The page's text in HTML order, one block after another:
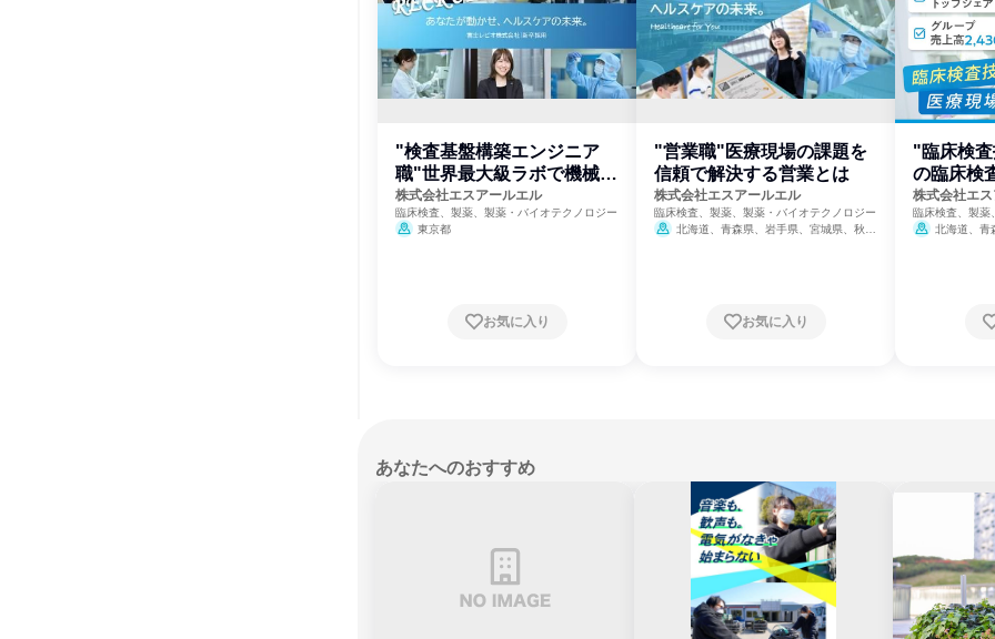
"検査基盤構築エンジニア
職"世界最大級ラボで機械の
保守点検を
株式会社エスアールエル
臨床検査、製薬、製薬・バイオテクノロジー
東京都
お気に入り
"営業職"医療現場の課題を
信頼で解決する営業とは
株式会社エスアールエル
臨床検査、製薬、製薬・バイオテクノロジー
北海道、青森県、岩手県、宮城県、秋田
歌山県、鳥取県、島根県、岡山県、広島県、
お気に入り
"臨床検
の臨床検
株式会社エ
臨床検査、製薬
北海道、青
歌山県、鳥取
あなたへのおすすめ